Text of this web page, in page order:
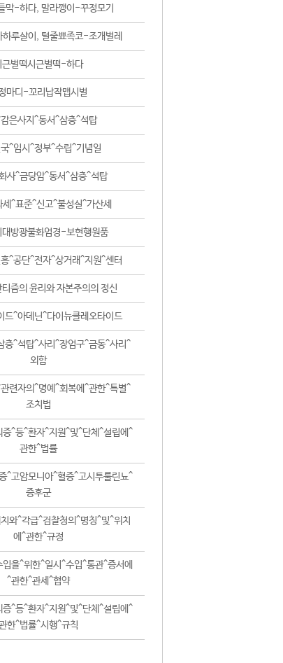
막-하다, 말라깽이-꾸정모기
루살이, 털줄뾰족코-조개벌레
근벌떡시근벌떡-하다
마디-꼬리납작맵시벌
은사지^동서^삼층^석탑
^임시^정부^수립^기념일
사^금당암^동서^삼층^석탑
세^표준^신고^불성실^가산세
대방광불화엄경-보현행원품
^공단^전자^상거래^지원^센터
즘의 윤리와 자본주의의 정신
드^아데닌^다이뉴클레오타이드
층^석탑^사리^장엄구^금동^사리^
외함
련자의^명예^회복에^관한^특별^
조치법
^등^환자^지원^및^단체^설립에^
관한^법률
^고암모니아^혈증^고시투룰린뇨^
증후군
와^각급^검찰청의^명칭^및^위치
에^관한^규정
을^위한^일시^수입^통관^증서에
^관한^관세^협약
^등^환자^지원^및^단체^설립에^
한^법률^시행^규칙